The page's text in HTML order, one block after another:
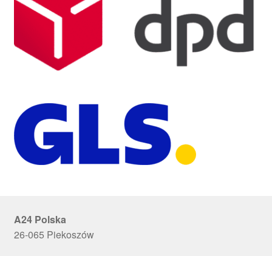
A24 Polska
26-065 Piekoszów